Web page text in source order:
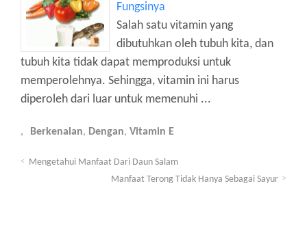
Fungsinya
Salah satu vitamin yang
dibutuhkan oleh tubuh kita, dan
tubuh kita tidak dapat memproduksi untuk
memperolehnya. Sehingga, vitamin ini harus
diperoleh dari luar untuk memenuhi ...
Berkenalan, Dengan, Vitamin E
Mengetahui Manfaat Dari Daun Salam
Manfaat Terong Tidak Hanya Sebagai Sayur